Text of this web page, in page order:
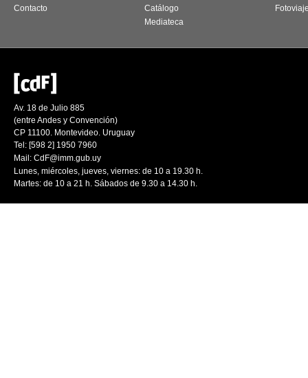
Contacto
Catálogo
Mediateca
Av. 18 de Julio 885
(entre Andes y Convención)
CP 11100. Montevideo. Uruguay
Tel: [598 2] 1950 7960
Mail: CdF@imm.gub.uy
Lunes, miércoles, jueves, viernes: de 10 a 19.30 h.
Martes: de 10 a 21 h. Sábados de 9.30 a 14.30 h.